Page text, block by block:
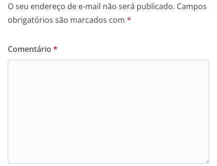
O seu endereço de e-mail não será publicado. Campos
obrigatórios são marcados com *
Comentário *